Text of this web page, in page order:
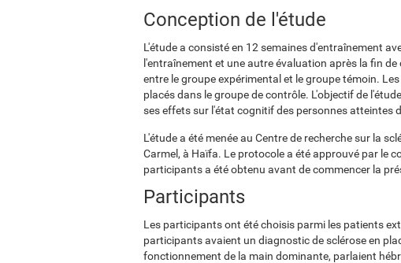
Conception de l'étude
L'étude a consisté en 12 semaines d'entraînement
l'entraînement et une autre évaluation après la fin
entre le groupe expérimental et le groupe témoin.
placés dans le groupe de contrôle. L'objectif de
ses effets sur l'état cognitif des personnes atteintes
L'étude a été menée au Centre de recherche sur la
Carmel, à Haïfa. Le protocole a été approuvé par le
participants a été obtenu avant de commencer la
Participants
Les participants ont été choisis parmi les patients
participants avaient un diagnostic de sclérose en
fonctionnement de la main dominante, parlaient